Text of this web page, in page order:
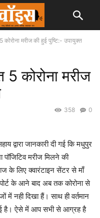
मरीज की हुई पुष्टि:- उपायुक्त
कोरोना मरीज
0
358
द्वारा जानकारी दी गई कि मधुपुर
मरीज मिलने की
के लिए क्वारंटाइन सेंटर से माँ
के आने बाद अब तक कोरोना से
में नही दिखा हैं। साथ ही वर्तमान
है। ऐसे में आप सभी से आग्रह है